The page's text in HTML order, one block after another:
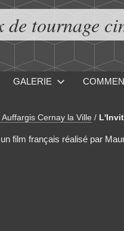
de tournage
GALERIE
Auffargis Cernay la Ville /
film français réalisé par